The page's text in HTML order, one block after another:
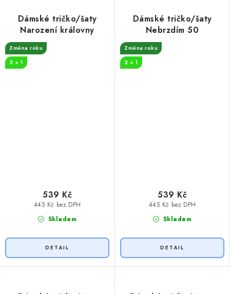
Dámské tričko/šaty
Narození královny
Změna roku
2 + 1
Skladem
445 Kč bez DPH
539 Kč
Dámské tričko/šaty
Nebrzdím 50
Změna roku
2 + 1
Skladem
445 Kč bez DPH
539 Kč